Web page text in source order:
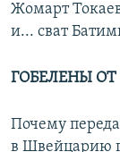
Жомарт
и... сват
ГОБЕЛЕНЫ
Почему
в Швейцарию